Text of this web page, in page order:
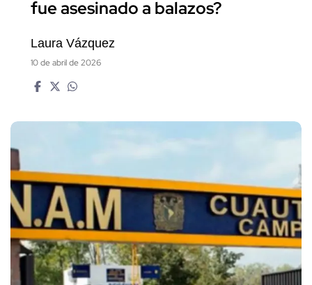
fue asesinado a balazos?
Laura Vázquez
10 de abril de 2026